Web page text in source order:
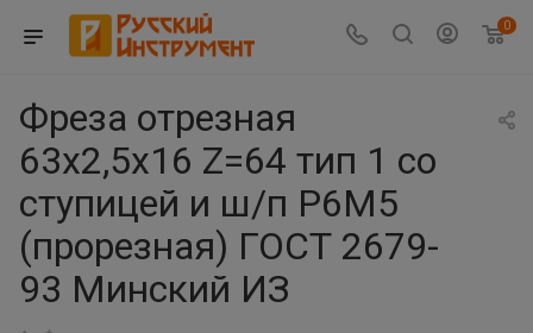
0
Фреза отрезная
63х2,5х16 Z=64 тип 1 со
ступицей и ш/п Р6М5
(прорезная) ГОСТ 2679-
93 Минский ИЗ